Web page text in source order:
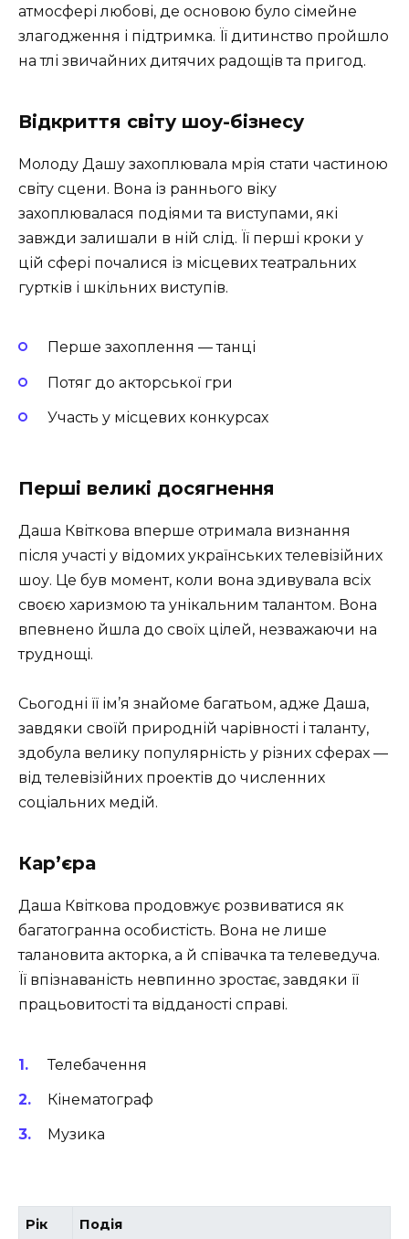
атмосфері любові, де основою було сімейне
злагодження і підтримка. Її дитинство пройшло
на тлі звичайних дитячих радощів та пригод.
Відкриття світу шоу-бізнесу
Молоду Дашу захоплювала мрія стати частиною
світу сцени. Вона із раннього віку
захоплювалася подіями та виступами, які
завжди залишали в ній слід. Її перші кроки у
цій сфері почалися із місцевих театральних
гуртків і шкільних виступів.
Перше захоплення — танці
Потяг до акторської гри
Участь у місцевих конкурсах
Перші великі досягнення
Даша Квіткова вперше отримала визнання
після участі у відомих українських телевізійних
шоу. Це був момент, коли вона здивувала всіх
своєю харизмою та унікальним талантом. Вона
впевнено йшла до своїх цілей, незважаючи на
труднощі.
Сьогодні її ім’я знайоме багатьом, адже Даша,
завдяки своїй природній чарівності і таланту,
здобула велику популярність у різних сферах —
від телевізійних проектів до численних
соціальних медій.
Кар’єра
Даша Квіткова продовжує розвиватися як
багатогранна особистість. Вона не лише
талановита акторка, а й співачка та телеведуча.
Її впізнаваність невпинно зростає, завдяки її
працьовитості та відданості справі.
Телебачення
Кінематограф
Музика
Рік Подія